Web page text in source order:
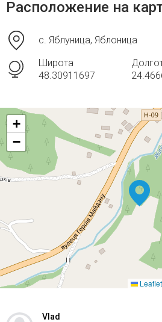
Расположение на
с. Яблуница, Яблоница
Широта
48.30911697
+
−
Leaflet
Vlad